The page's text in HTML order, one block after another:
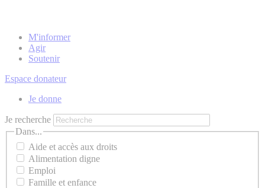
M'informer
Agir
Soutenir
Espace donateur
Je donne
Je recherche
Dans...
Aide et accès aux droits
Alimentation digne
Emploi
Famille et enfance